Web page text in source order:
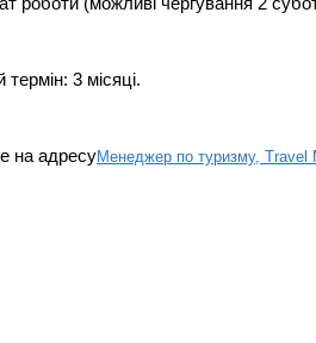
3 місяці.
на адресуМенеджер по туризму, Travel